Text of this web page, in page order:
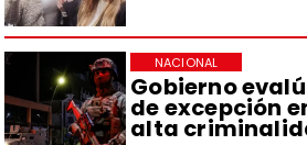
Gobierno
de excepción
alta
NACIONAL